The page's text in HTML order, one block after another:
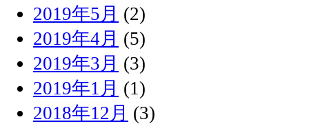
2019年5月 (2)
2019年4月 (5)
2019年3月 (3)
2019年1月 (1)
2018年12月 (3)